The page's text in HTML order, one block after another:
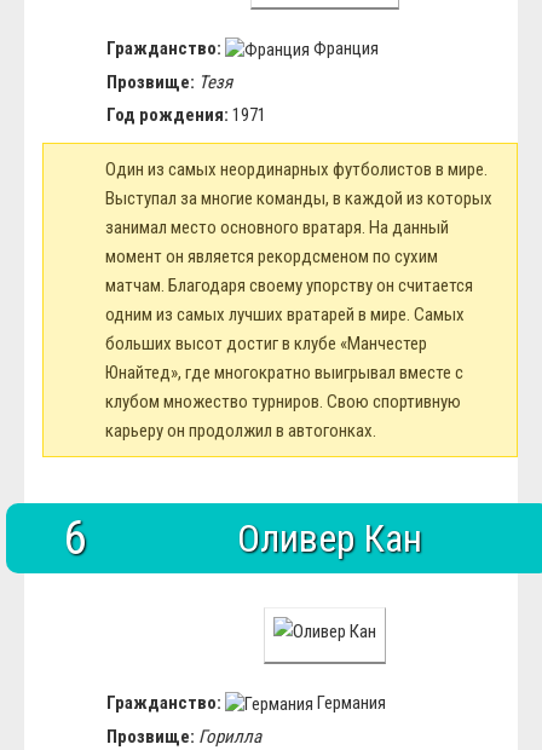
Гражданство:
Франция
Прозвище: Тезя
Год рождения: 1971
Один из самых неординарных футболистов в мире.
Выступал за многие команды, в каждой из которых
занимал место основного вратаря. На данный
момент он является рекордсменом по сухим
матчам. Благодаря своему упорству он считается
одним из самых лучших вратарей в мире. Самых
больших высот достиг в клубе «Манчестер
Юнайтед», где многократно выигрывал вместе с
клубом множество турниров. Свою спортивную
карьеру он продолжил в автогонках.
6 Оливер Кан
Гражданство:
Германия
Прозвище: Горилла